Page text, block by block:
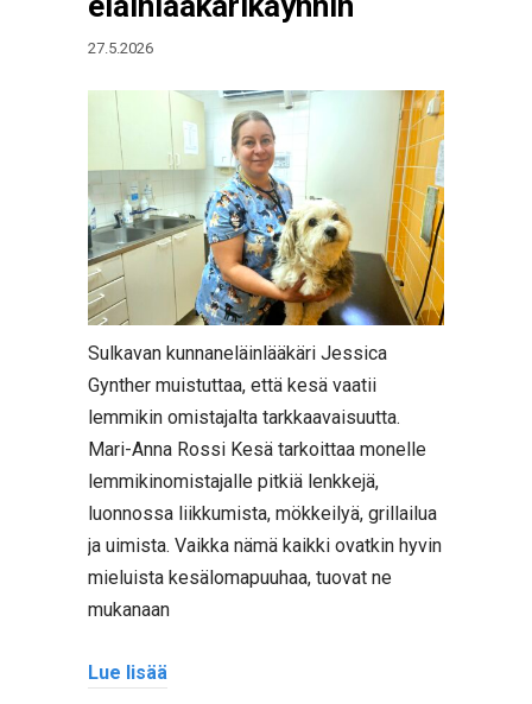
27.5.2026
Sulkavan kunnaneläinlääkäri Jessica
Gynther muistuttaa, että kesä vaatii
lemmikin omistajalta tarkkaavaisuutta.
Mari-Anna Rossi Kesä tarkoittaa monelle
lemmikinomistajalle pitkiä lenkkejä,
luonnossa liikkumista, mökkeilyä, grillailua
ja uimista. Vaikka nämä kaikki ovatkin hyvin
mieluista kesälomapuuhaa, tuovat ne
mukanaan
Lue lisää